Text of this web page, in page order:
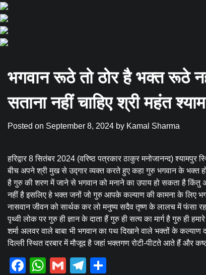
भगवान रूठे तो ठोर है भक्त रूठे
सताना नहीं चाहिए श्री महंत
Posted on September 8, 2024 by Kamal Sharma
हरिद्वार 8 सितंबर 2024 (वरिष्ठ पत्रकार ठाकुर मनोजानन्द)
बीच अपने श्री मुख से उद्गार व्यक्त करते हुए कहा गुरु भगवान के भक्त
है गुरु की शरण में जाने से भगवान को मनाने का उपाय हो सकता है किंतु
नहीं है इसलिए हे भक्त जनों जो गुरु आपके कल्याण की कामना के लिए
नासवान जीवन को सार्थक कर लो मनुष्य सदैव तृष्ण के लालच में फंसा
पृथ्वी लोक पर गुरु ही ज्ञान के दाता हैं गुरु ही सत्य का मार्ग है गुरु ही
शर्मा अलवर वाले बाबा भी भगवान का पथ दिखाने वाले भक्तों के
दिल्ली स्थित दरबार में मौजूद है जहां भक्तगण रोटी-पीटते आते हैं और
Facebook
WhatsApp
GmailTelegram